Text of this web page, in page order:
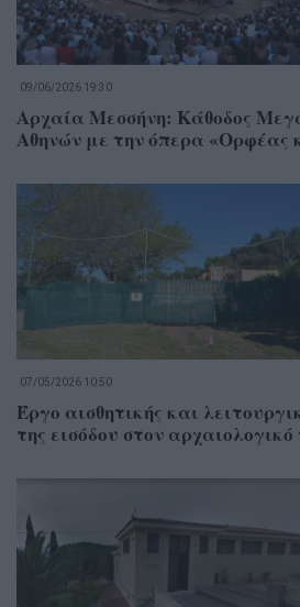
09/06/2026 19:30
Αρχαία Μεσσήνη: Κάθοδος
Αθηνών με την όπερα «Ορφέας
07/05/2026 10:50
Έργο αισθητικής και
της εισόδου στον